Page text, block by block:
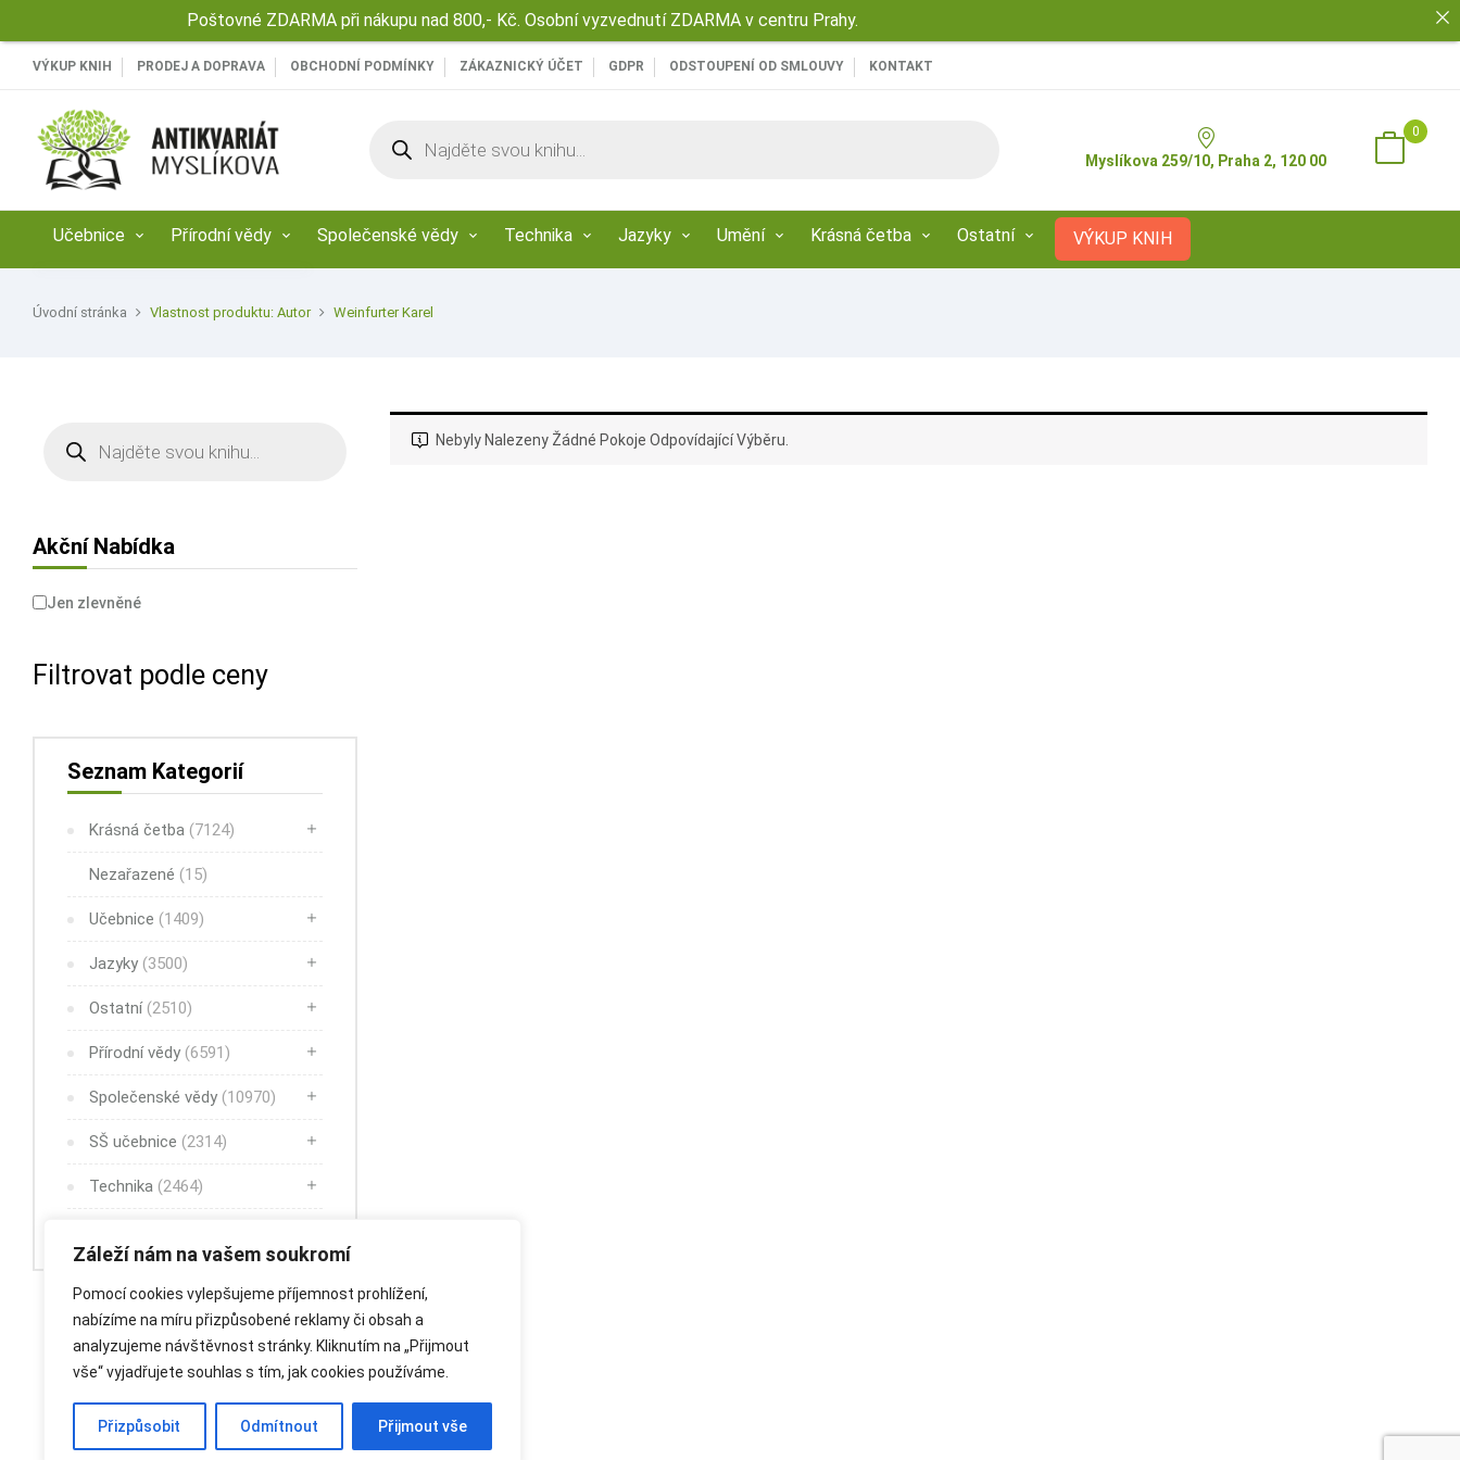
Záleží nám na vašem soukromí
Pomocí cookies vylepšujeme příjemnost prohlížení,
nabízíme na míru přizpůsobené reklamy či obsah a
analyzujeme návštěvnost stránky. Kliknutím na „Přijmout
vše“ vyjadřujete souhlas s tím, jak cookies používáme.
Přizpůsobit Odmítnout Přijmout vše
VÝKUP KNIH PRODEJ A DOPRAVA OBCHODNÍ PODMÍNKY ZÁKAZNICKÝ ÚČET GDPR ODSTOUPENÍ OD SMLOUVY KONTAKT
search
Myslíkova 259/10, Praha 2, 120 00
0
Učebnice Přírodní vědy Společenské vědy Technika Jazyky Umění Krásná četba Ostatní VÝKUP KNIH
Úvodní stránka Vlastnost produktu: Autor Weinfurter Karel
search
Akční Nabídka
Jen zlevněné
Filtrovat podle ceny
Seznam Kategorií
Krásná četba (7124)
Nezařazené (15)
Učebnice (1409)
Jazyky (3500)
Ostatní (2510)
Přírodní vědy (6591)
Společenské vědy (10970)
SŠ učebnice (2314)
Technika (2464)
Nebyly Nalezeny Žádné Pokoje Odpovídající Výběru.
Poštovné ZDARMA při nákupu nad 800,- Kč. Osobní vyzvednutí ZDARMA v centru Prahy.